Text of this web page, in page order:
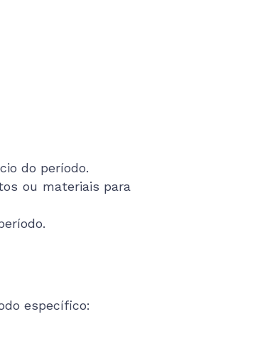
do período.
ou materiais para
específico: